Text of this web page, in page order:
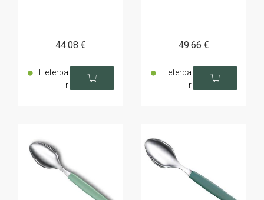
44.08 €
Lieferba
r
49.66 €
Lieferba
r